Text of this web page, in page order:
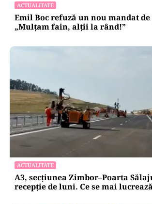
ACTUALITATE
Emil Boc refuză un nou mandat
„Mulțam fain, alții la rând!”
ACTUALITATE
A3, secțiunea Zimbor–Poarta
recepție de luni. Ce se mai